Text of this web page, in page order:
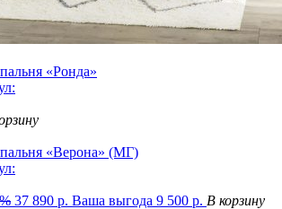
«Ронда»
«Верона» (МГ)
37 890 р. Ваша выгода 9 500 р. В корзину